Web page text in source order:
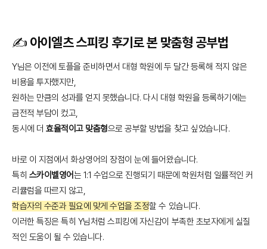
✍️ 아이엘츠 스피킹 후기로 본 맞춤형 공부법
Y님은 이전에 토플을 준비하면서 대형 학원에 두 달간 등록해 적지 않은
비용을 투자했지만,
원하는 만큼의 성과를 얻지 못했습니다. 다시 대형 학원을 등록하기에는
금전적 부담이 컸고,
동시에 더효율적이고 맞춤형으로 공부할 방법을 찾고 싶었습니다.
바로 이 지점에서 화상영어의 장점이 눈에 들어왔습니다.
특히 스카이벨영어는 1:1 수업으로 진행되기 때문에 학원처럼 일률적인 커
리큘럼을 따르지 않고,
학습자의 수준과 필요에 맞게 수업을 조정할 수 있습니다.
이러한 특징은 특히 Y님처럼 스피킹에 자신감이 부족한 초보자에게 실질
적인 도움이 될 수 있습니다.